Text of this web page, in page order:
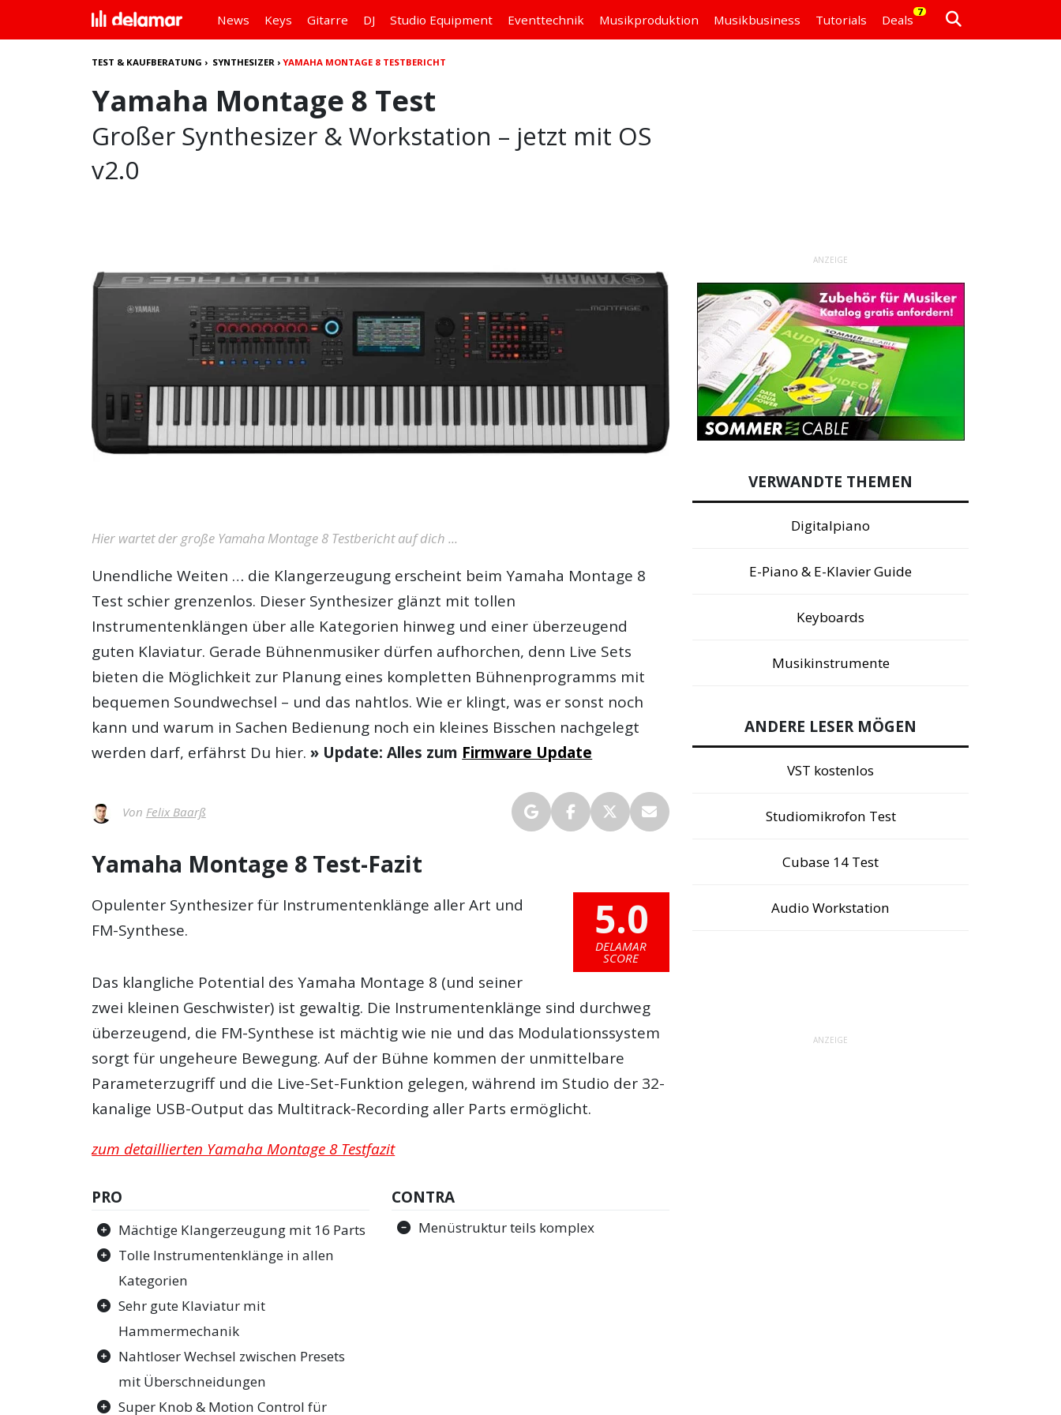
News Keys Gitarre DJ Studio Equipment Eventtechnik Musikproduktion Musikbusiness Tutorials Deals
7
TEST & KAUFBERATUNG › SYNTHESIZER ›YAMAHA MONTAGE 8 TESTBERICHT
Yamaha Montage 8 Test
Großer Synthesizer & Workstation – jetzt mit OS
v2.0
Hier wartet der große Yamaha Montage 8 Testbericht auf dich ...
Unendliche Weiten … die Klangerzeugung erscheint beimYamaha Montage 8
Test schier grenzenlos. Dieser Synthesizer glänzt mit tollen
Instrumentenklängen über alle Kategorien hinweg und einer überzeugend
guten Klaviatur. Gerade Bühnenmusiker dürfen aufhorchen, denn Live Sets
bieten die Möglichkeit zur Planung eines kompletten Bühnenprogramms mit
bequemen Soundwechsel – und das nahtlos. Wie er klingt, was er sonst noch
kann und warum in Sachen Bedienung noch ein kleines Bisschen nachgelegt
werden darf, erfährst Du hier.» Update: Alles zum Firmware Update
Von Felix Baarß
Yamaha Montage 8 Test-Fazit
5.0
DELAMAR
SCORE
Opulenter Synthesizer für Instrumentenklänge aller Art und
FM-Synthese.
Das klangliche Potential des Yamaha Montage 8 (und seiner
zwei kleinen Geschwister) ist gewaltig. Die Instrumentenklänge sind durchweg
überzeugend, die FM-Synthese ist mächtig wie nie und das Modulationssystem
sorgt für ungeheure Bewegung. Auf der Bühne kommen der unmittelbare
Parameterzugriff und die Live-Set-Funktion gelegen, während im Studio der 32-
kanalige USB-Output das Multitrack-Recording aller Parts ermöglicht.
zum detaillierten Yamaha Montage 8 Testfazit
PRO
Mächtige Klangerzeugung mit 16 Parts
Tolle Instrumentenklänge in allen
Kategorien
Sehr gute Klaviatur mit
Hammermechanik
Nahtloser Wechsel zwischen Presets
mit Überschneidungen
Super Knob & Motion Control für
CONTRA
Menüstruktur teils komplex
ANZEIGE
VERWANDTE THEMEN
Digitalpiano
E-Piano & E-Klavier Guide
Keyboards
Musikinstrumente
ANDERE LESER MÖGEN
VST kostenlos
Studiomikrofon Test
Cubase 14 Test
Audio Workstation
ANZEIGE